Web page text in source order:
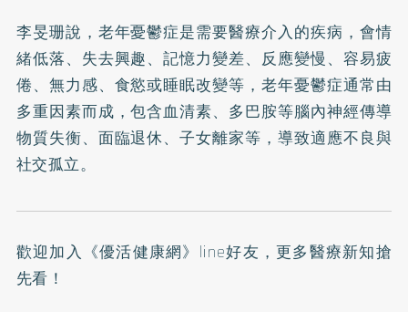
李旻珊說，老年憂鬱症是需要醫療介入的疾病，會情
緒低落、失去興趣、記憶力變差、反應變慢、容易疲
倦、無力感、食慾或睡眠改變等，老年憂鬱症通常由
多重因素而成，包含血清素、多巴胺等腦內神經傳導
物質失衡、面臨退休、子女離家等，導致適應不良與
社交孤立。
歡迎加入 《優活健康網》line好友 ，更多醫療新知搶
先看！